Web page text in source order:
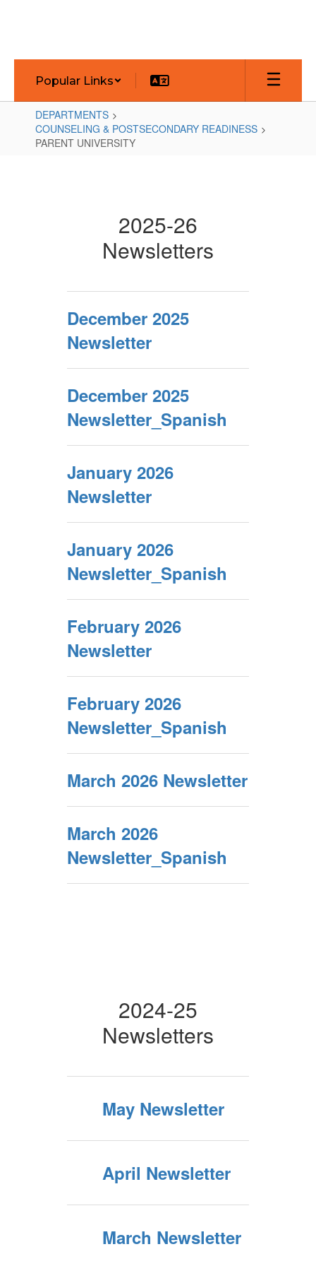
Popular Links
DEPARTMENTS
COUNSELING & POSTSECONDARY READINESS
PARENT UNIVERSITY
2025-26
Newsletters
December 2025
Newsletter
December 2025
Newsletter_Spanish
January 2026
Newsletter
January 2026
Newsletter_Spanish
February 2026
Newsletter
February 2026
Newsletter_Spanish
March 2026 Newsletter
March 2026
Newsletter_Spanish
2024-25
Newsletters
May Newsletter
April Newsletter
March Newsletter